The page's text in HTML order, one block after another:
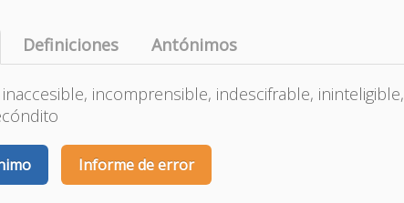
Definiciones Antónimos
incomprensible, indescifrable, ininteligible,
Informe de error